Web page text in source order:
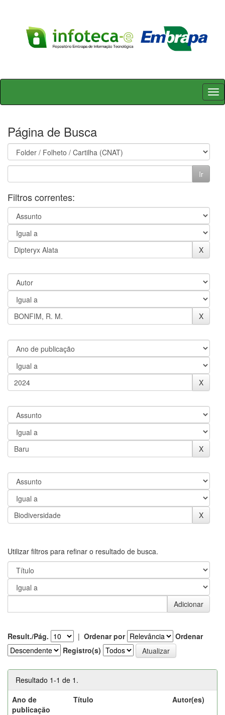
Skip
Página de Busca
Filtros correntes:
Utilizar filtros para refinar o resultado de busca.
Result./Pág. | Ordenar por
Ordenar
Registro(s)
Resultado 1-1 de 1.
Ano de
publicação
Título Autor(es)